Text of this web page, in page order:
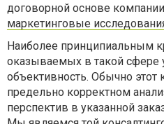
договорной основе
маркетинговые
Наиболее принципиальным
оказываемых в такой сфере
объективность. Обычно этот
предельно корректном
перспектив в указанной